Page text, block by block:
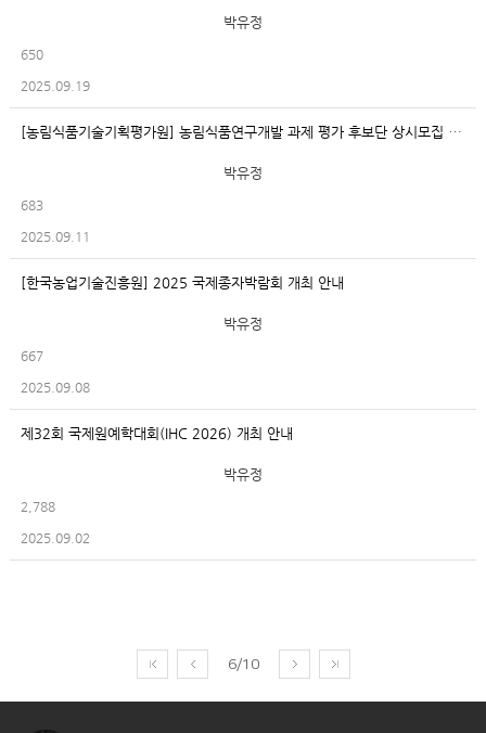
박유정
650
2025.09.19
[농림식품기술기획평가원] 농림식품연구개발 과제 평가 후보단 상시모집 안내
박유정
683
2025.09.11
[한국농업기술진흥원] 2025 국제종자박람회 개최 안내
박유정
667
2025.09.08
제32회 국제원예학대회(IHC 2026) 개최 안내
박유정
2,788
2025.09.02
6/10